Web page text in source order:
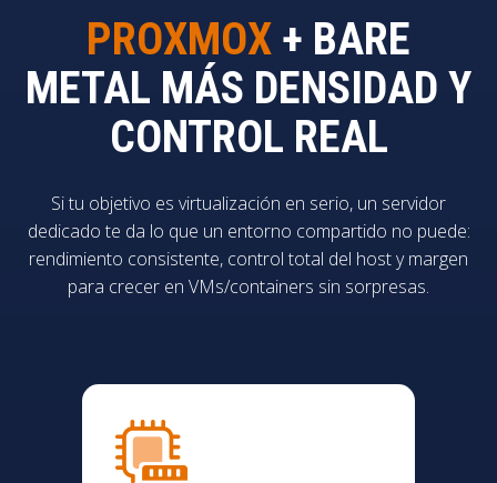
PROXMOX + BARE
METAL MÁS DENSIDAD Y
CONTROL REAL
Si tu objetivo es virtualización en serio, un servidor
dedicado te da lo que un entorno compartido no puede:
rendimiento consistente, control total del host y margen
para crecer en VMs/containers sin sorpresas.